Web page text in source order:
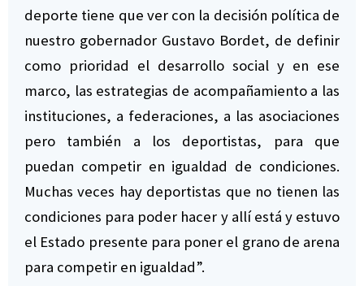
deporte tiene que ver con la decisión política de
nuestro gobernador Gustavo Bordet, de definir
como prioridad el desarrollo social y en ese
marco, las estrategias de acompañamiento a las
instituciones, a federaciones, a las asociaciones
pero también a los deportistas, para que
puedan competir en igualdad de condiciones.
Muchas veces hay deportistas que no tienen las
condiciones para poder hacer y allí está y estuvo
el Estado presente para poner el grano de arena
para competir en igualdad”.